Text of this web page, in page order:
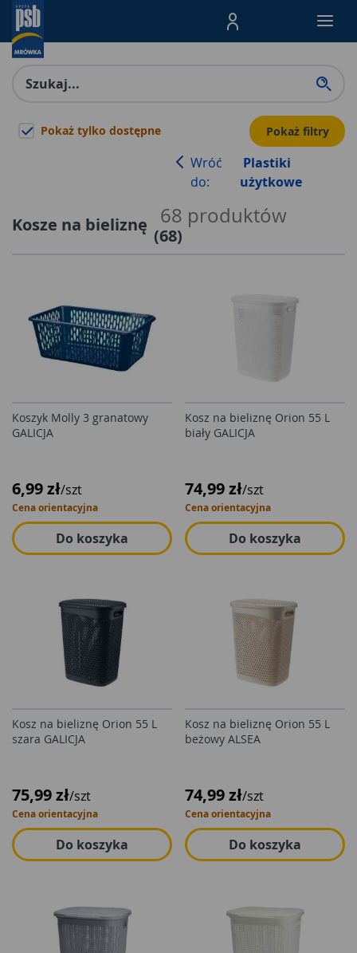
Menu Produktów,
Pokaż tylko dostępne Pokaż filtry
Wróć
do:
Plastiki
użytkowe
Kosze na bieliznę 68 produktów
(68)
Koszyk Molly 3 granatowy
GALICJA
6,99 zł/szt
Cena orientacyjna
Do koszyka
Kosz na bieliznę Orion 55 L
biały GALICJA
74,99 zł/szt
Cena orientacyjna
Do koszyka
Kosz na bieliznę Orion 55 L
szara GALICJA
75,99 zł/szt
Cena orientacyjna
Do koszyka
Kosz na bieliznę Orion 55 L
beżowy ALSEA
74,99 zł/szt
Cena orientacyjna
Do koszyka